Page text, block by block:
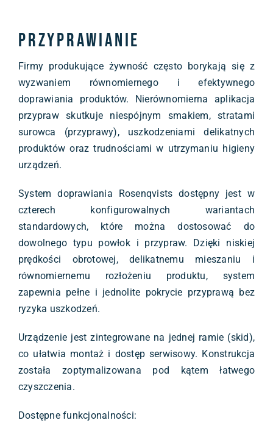
Przyprawianie
Firmy produkujące żywność często borykają się z
wyzwaniem równomiernego i efektywnego
doprawiania produktów. Nierównomierna aplikacja
przypraw skutkuje niespójnym smakiem, stratami
surowca (przyprawy), uszkodzeniami delikatnych
produktów oraz trudnościami w utrzymaniu higieny
urządzeń.
System doprawiania Rosenqvists dostępny jest w
czterech konfigurowalnych wariantach
standardowych, które można dostosować do
dowolnego typu powłok i przypraw. Dzięki niskiej
prędkości obrotowej, delikatnemu mieszaniu i
równomiernemu rozłożeniu produktu, system
zapewnia pełne i jednolite pokrycie przyprawą bez
ryzyka uszkodzeń.
Urządzenie jest zintegrowane na jednej ramie (skid),
co ułatwia montaż i dostęp serwisowy. Konstrukcja
została zoptymalizowana pod kątem łatwego
czyszczenia.
Dostępne funkcjonalności: